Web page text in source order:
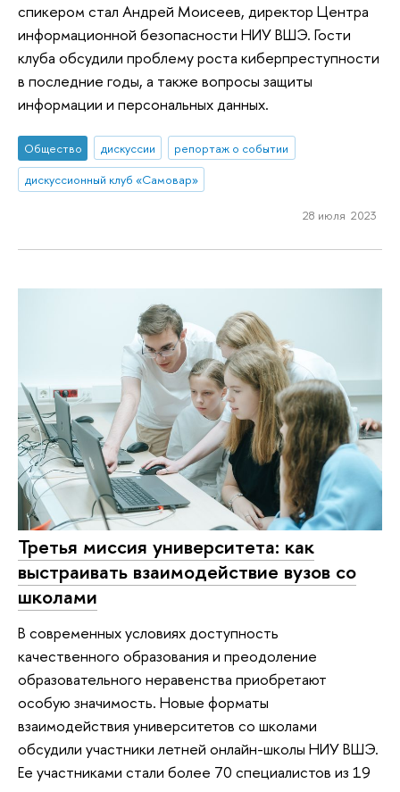
спикером стал Андрей Моисеев, директор Центра
информационной безопасности НИУ ВШЭ. Гости
клуба обсудили проблему роста киберпреступности
в последние годы, а также вопросы защиты
информации и персональных данных.
Общество дискуссии
репортаж о событии
дискуссионный клуб «Самовар»
28 июля 2023
Третья миссия университета: как
выстраивать взаимодействие вузов со
школами
В современных условиях доступность
качественного образования и преодоление
образовательного неравенства приобретают
особую значимость. Новые форматы
взаимодействия университетов со школами
обсудили участники летней онлайн-школы НИУ ВШЭ.
Ее участниками стали более 70 специалистов из 19